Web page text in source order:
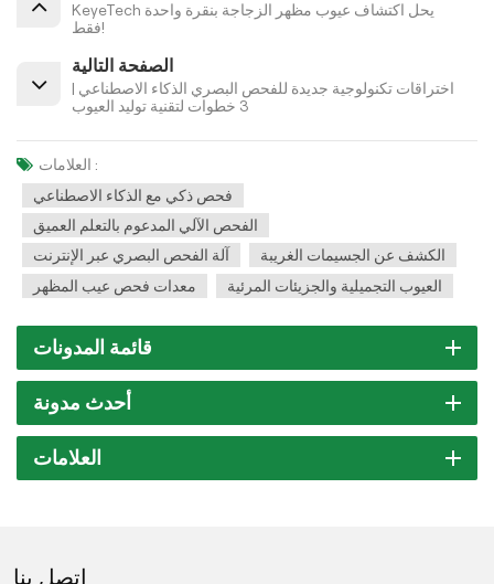
KeyeTech يحل اكتشاف عيوب مظهر الزجاجة بنقرة واحدة
فقط!
الصفحة التالية
اختراقات تكنولوجية جديدة للفحص البصري الذكاء الاصطناعي |
3 خطوات لتقنية توليد العيوب
العلامات :
فحص ذكي مع الذكاء الاصطناعي
الفحص الآلي المدعوم بالتعلم العميق
آلة الفحص البصري عبر الإنترنت
الكشف عن الجسيمات الغريبة
معدات فحص عيب المظهر
العيوب التجميلية والجزيئات المرئية
قائمة المدونات
أحدث مدونة
العلامات
اتصل بنا